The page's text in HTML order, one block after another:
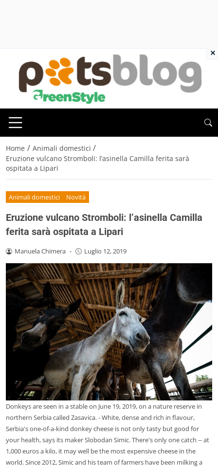
Home / Animali domestici /
Eruzione vulcano Stromboli: l’asinella Camilla ferita sarà
ospitata a Lipari
Animali domestici Novità
Eruzione vulcano Stromboli: l’asinella Camilla
ferita sarà ospitata a Lipari
Manuela Chimera - Luglio 12, 2019
Donkeys are seen in a stable on June 19, 2019, on a nature reserve in
northern Serbia called Zasavica. - White, dense and rich in flavour,
Serbia's one-of-a-kind donkey cheese is not only tasty but good for
your health, says its maker Slobodan Simic. There's only one catch -- at
1,000 euros a kilo, it may well be the most expensive cheese in the
world. Since 2012, Simic and his team of farmers have been milking a
×